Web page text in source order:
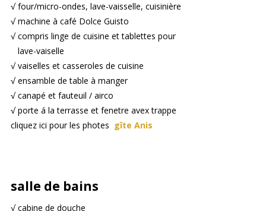
√ four/micro-ondes, lave-vaisselle, cuisinière
√ machine à café Dolce Guisto
√ compris linge de cuisine et tablettes pour
lave-vaiselle
√ vaiselles et casseroles de cuisine
√ ensamble de table à manger
√ canapé et fauteuil / airco
√ porte á la terrasse et fenetre avex trappe
cliquez ici pour les photes gîte Anis
salle de bains
√ cabine de douche